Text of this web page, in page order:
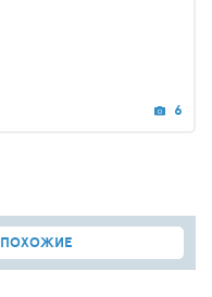
6
ПОХОЖИЕ